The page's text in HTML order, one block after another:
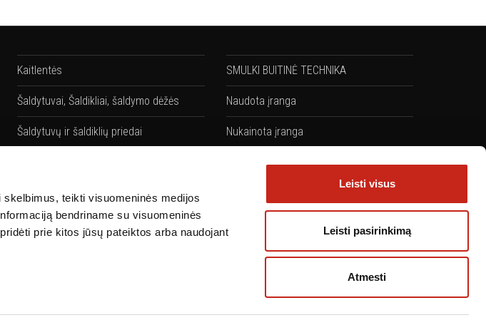
teikti visuomeninės medijos
bendriname su visuomeninės
prie kitos jūsų pateiktos arba naudojant
Leisti visus
Leisti pasirinkimą
Atmesti
Kaitlentės
Šaldytuvai, Šaldikliai, šaldymo dėžės
Šaldytuvų ir šaldiklių priedai
Gartraukių priedai
Santechnika
SMULKI BUITINĖ TECHNIKA
Naudota įranga
Nukainota įranga
Komplektai: Kaitlentės + Orkaitės